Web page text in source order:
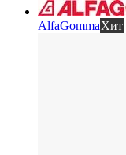
AlfaGommaХит